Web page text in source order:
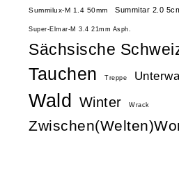
Summilux-M 1.4 50mm Summitar 2.0
Super-Elmar-M 3.4 21mm Asph.
Sächsische
Tauchen
Treppe
Wald Winter Wrack